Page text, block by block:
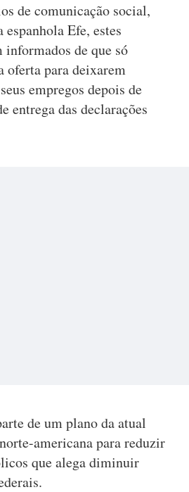
de comunicação social,
Efe, estes
de que só
oferta para deixarem
empregos depois de
entrega das declarações
de um plano da atual
americana para reduzir
que alega diminuir